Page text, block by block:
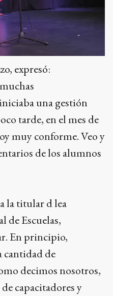
expresó:
una gestión
tarde, en el mes de
muy conforme. Veo y
de los alumnos
la titular d lea
de Escuelas,
En principio,
cantidad de
decimos nosotros,
capacitadores y